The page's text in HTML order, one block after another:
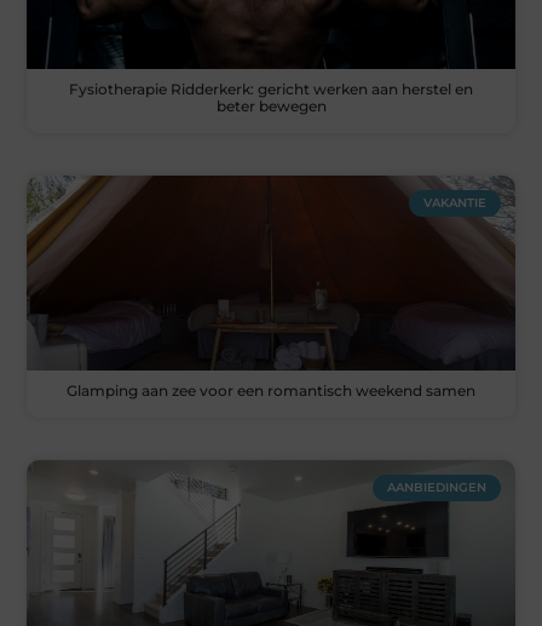
Fysiotherapie Ridderkerk: gericht werken aan herstel en
beter bewegen
VAKANTIE
Glamping aan zee voor een romantisch weekend samen
AANBIEDINGEN